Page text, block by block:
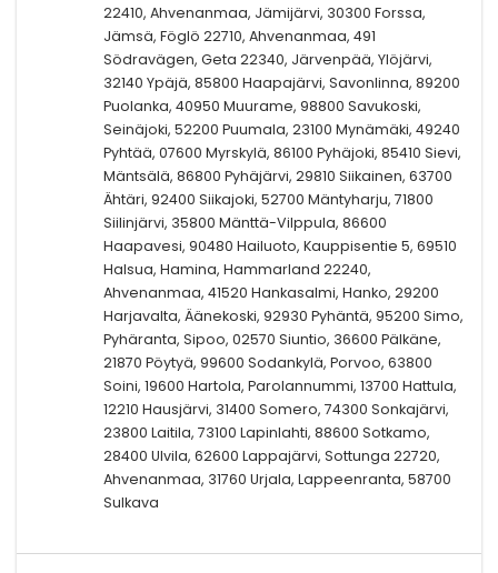
22410, Ahvenanmaa, Jämijärvi, 30300 Forssa,
Jämsä, Föglö 22710, Ahvenanmaa, 491
Södravägen, Geta 22340, Järvenpää, Ylöjärvi,
32140 Ypäjä, 85800 Haapajärvi, Savonlinna, 89200
Puolanka, 40950 Muurame, 98800 Savukoski,
Seinäjoki, 52200 Puumala, 23100 Mynämäki, 49240
Pyhtää, 07600 Myrskylä, 86100 Pyhäjoki, 85410 Sievi,
Mäntsälä, 86800 Pyhäjärvi, 29810 Siikainen, 63700
Ähtäri, 92400 Siikajoki, 52700 Mäntyharju, 71800
Siilinjärvi, 35800 Mänttä-Vilppula, 86600
Haapavesi, 90480 Hailuoto, Kauppisentie 5, 69510
Halsua, Hamina, Hammarland 22240,
Ahvenanmaa, 41520 Hankasalmi, Hanko, 29200
Harjavalta, Äänekoski, 92930 Pyhäntä, 95200 Simo,
Pyhäranta, Sipoo, 02570 Siuntio, 36600 Pälkäne,
21870 Pöytyä, 99600 Sodankylä, Porvoo, 63800
Soini, 19600 Hartola, Parolannummi, 13700 Hattula,
12210 Hausjärvi, 31400 Somero, 74300 Sonkajärvi,
23800 Laitila, 73100 Lapinlahti, 88600 Sotkamo,
28400 Ulvila, 62600 Lappajärvi, Sottunga 22720,
Ahvenanmaa, 31760 Urjala, Lappeenranta, 58700
Sulkava